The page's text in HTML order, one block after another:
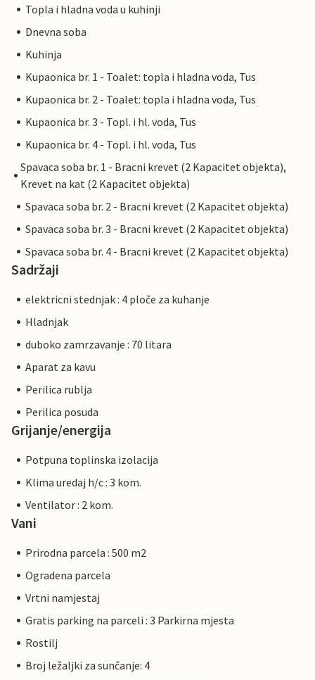
Topla i hladna voda u kuhinji
Dnevna soba
Kuhinja
Kupaonica br. 1 - Toalet: topla i hladna voda, Tus
Kupaonica br. 2 - Toalet: topla i hladna voda, Tus
Kupaonica br. 3 - Topl. i hl. voda, Tus
Kupaonica br. 4 - Topl. i hl. voda, Tus
Spavaca soba br. 1 - Bracni krevet (2 Kapacitet objekta),
Krevet na kat (2 Kapacitet objekta)
Spavaca soba br. 2 - Bracni krevet (2 Kapacitet objekta)
Spavaca soba br. 3 - Bracni krevet (2 Kapacitet objekta)
Spavaca soba br. 4 - Bracni krevet (2 Kapacitet objekta)
Sadržaji
elektricni stednjak : 4 ploče za kuhanje
Hladnjak
duboko zamrzavanje : 70 litara
Aparat za kavu
Perilica rublja
Perilica posuda
Grijanje/energija
Potpuna toplinska izolacija
Klima uredaj h/c : 3 kom.
Ventilator : 2 kom.
Vani
Prirodna parcela : 500 m2
Ogradena parcela
Vrtni namjestaj
Gratis parking na parceli : 3 Parkirna mjesta
Rostilj
Broj ležaljki za sunčanje: 4